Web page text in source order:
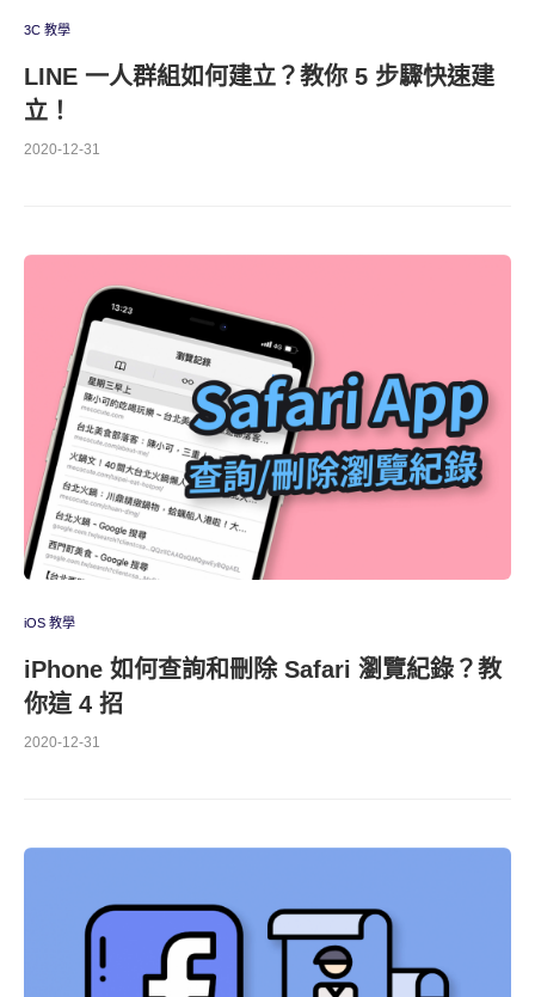
3C 教學
LINE 一人群組如何建立？教你 5 步驟快速建
立！
2020-12-31
iOS 教學
iPhone 如何查詢和刪除 Safari 瀏覽紀錄？教
你這 4 招
2020-12-31